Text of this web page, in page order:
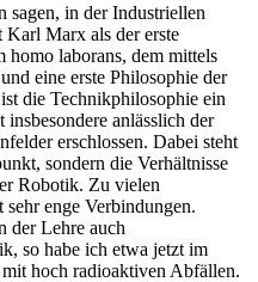
sagen, in der Industriellen
Marx als der erste
laborans, dem mittels
eine erste Philosophie der
die Technikphilosophie ein
anlässlich der
erschlossen. Dabei steht
sondern die Verhältnisse
Robotik. Zu vielen
enge Verbindungen.
der Lehre auch
so habe ich etwa jetzt im
hoch radioaktiven Abfällen.